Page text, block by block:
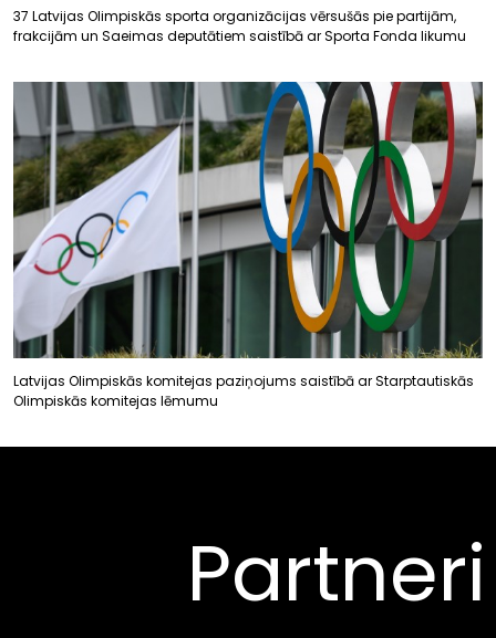
37 Latvijas Olimpiskās sporta organizācijas vērsušās pie partijām,
frakcijām un Saeimas deputātiem saistībā ar Sporta Fonda likumu
Latvijas Olimpiskās komitejas paziņojums saistībā ar Starptautiskās
Olimpiskās komitejas lēmumu
Partneri